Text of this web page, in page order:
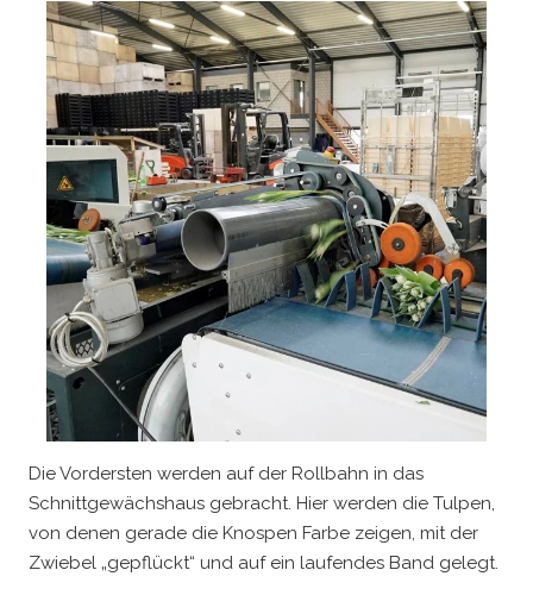
Die Vordersten werden auf der Rollbahn in das
Schnittgewächshaus gebracht. Hier werden die Tulpen,
von denen gerade die Knospen Farbe zeigen, mit der
Zwiebel „gepflückt“ und auf ein laufendes Band gelegt.